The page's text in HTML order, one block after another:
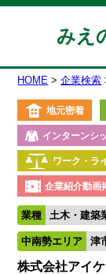
みえ
HOME 企業検索
地元密着
インターンシ
ワーク・ラ
企業紹介動画
業種 土木・建築
中南勢エリア 津
株式会社アイ